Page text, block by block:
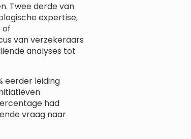
Twee derde van
expertise,
of
van verzekeraars
analyses tot
eerder leiding
had
vraag naar